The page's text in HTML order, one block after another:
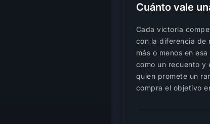
Cuánto vale
Cada victoria
con la diferencia de
más o menos en
como un recuento y
quien promete un
compra el objetivo